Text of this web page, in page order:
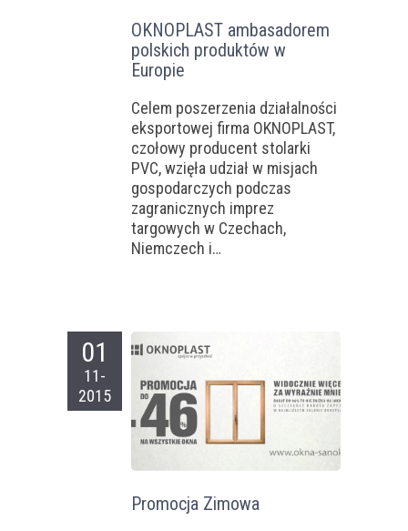
OKNOPLAST ambasadorem
polskich produktów w
Europie
Celem poszerzenia działalności
eksportowej firma OKNOPLAST,
czołowy producent stolarki
PVC, wzięła udział w misjach
gospodarczych podczas
zagranicznych imprez
targowych w Czechach,
Niemczech i…
01
11-
2015
Promocja Zimowa